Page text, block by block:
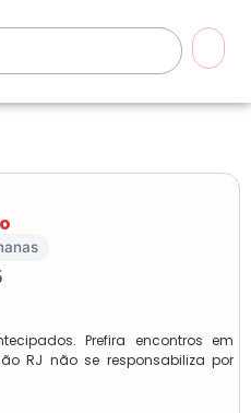
Prefira encontros em
RJ não se responsabiliza por